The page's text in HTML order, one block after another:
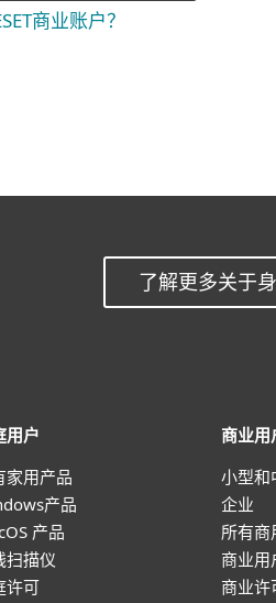
商业账户？
了解更多关于
用户
家用产品
产品
产品
扫描仪
许可
商业用
小型和
企业
所有商
商业用
商业许